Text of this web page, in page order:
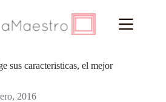
sus caracteristicas, el mejor
2016